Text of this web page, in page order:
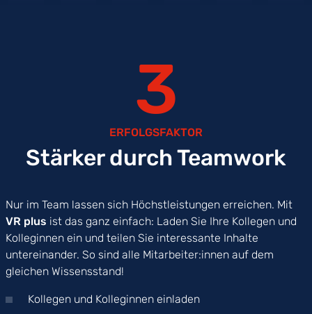
3
ERFOLGSFAKTOR
Stärker durch Teamwork
Nur im Team lassen sich Höchstleistungen erreichen. Mit
VR plus ist das ganz einfach: Laden Sie Ihre Kollegen und
Kolleginnen ein und teilen Sie interessante Inhalte
untereinander. So sind alle Mitarbeiter:innen auf dem
gleichen Wissensstand!
Kollegen und Kolleginnen einladen